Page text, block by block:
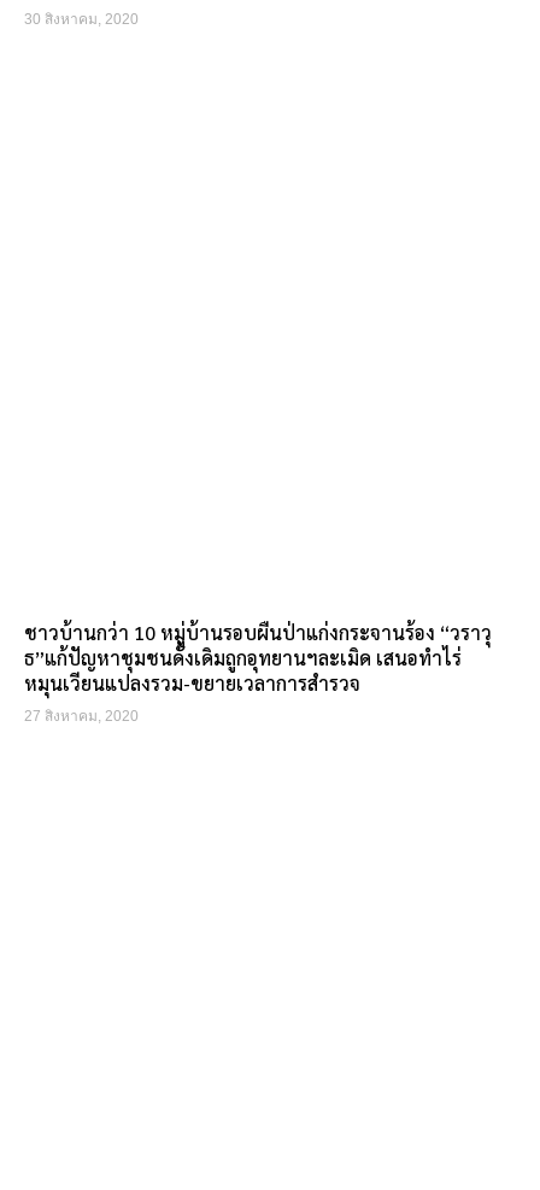
30 สิงหาคม, 2020
ชาวบ้านกว่า 10 หมู่บ้านรอบผืนป่าแก่งกระจานร้อง “วราวุ
ธ”แก้ปัญหาชุมชนดั้งเดิมถูกอุทยานฯละเมิด เสนอทำไร่
หมุนเวียนแปลงรวม-ขยายเวลาการสำรวจ
27 สิงหาคม, 2020